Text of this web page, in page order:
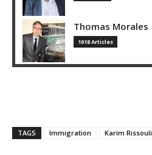
Thomas Morales
1018 Articles
TAGS Immigration Karim Rissouli